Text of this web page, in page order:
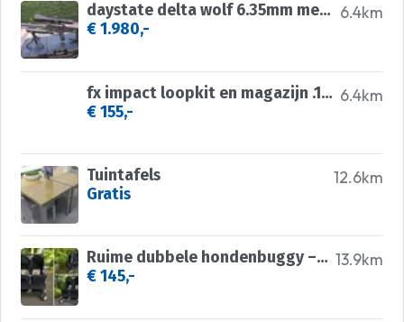
6.4km
daystate delta wolf 6.35mm met vector optics continental
€ 1.980,-
6.4km
fx impact loopkit en magazijn .177
€ 155,-
12.6km
Tuintafels
Gratis
13.9km
Ruime dubbele hondenbuggy – opvouwbaar en praktisch! 🐾
€ 145,-